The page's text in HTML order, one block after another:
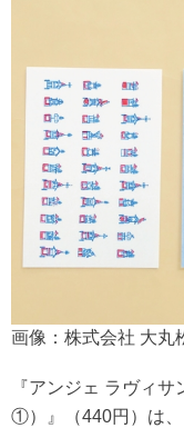
画像：株式会社 大丸
『アンジェ ラヴィ
①）』（440円）は